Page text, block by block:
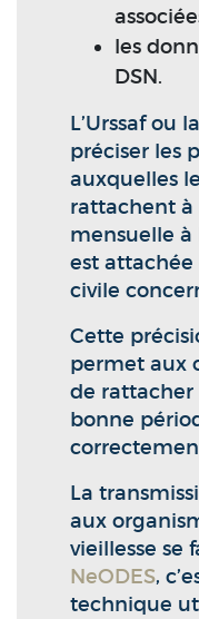
les
DSN.
L’Urssaf ou
préciser les
auxquelles
rattachent à
mensuelle
est attachée
civile
Cette
permet aux
de rattacher
bonne
La
aux
vieillesse se
NeODES,
technique